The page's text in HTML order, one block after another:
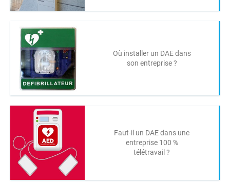
Où installer un DAE dans
son entreprise ?
Faut-il un DAE dans une
entreprise 100 %
télétravail ?